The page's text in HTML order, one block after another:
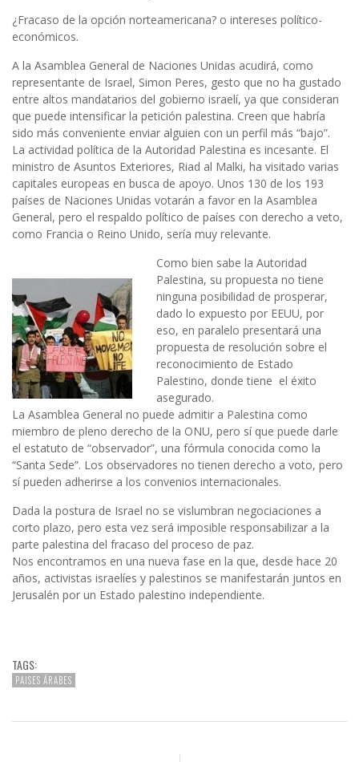
¿Fracaso de la opción norteamericana? o intereses político-
económicos.
A la Asamblea General de Naciones Unidas acudirá, como
representante de Israel, Simon Peres, gesto que no ha gustado
entre altos mandatarios del gobierno israelí, ya que consideran
que puede intensificar la petición palestina. Creen que habría
sido más conveniente enviar alguien con un perfil más “bajo”.
La actividad política de la Autoridad Palestina es incesante. El
ministro de Asuntos Exteriores, Riad al Malki, ha visitado varias
capitales europeas en busca de apoyo. Unos 130 de los 193
países de Naciones Unidas votarán a favor en la Asamblea
General, pero el respaldo político de países con derecho a veto,
como Francia o Reino Unido, sería muy relevante.
Como bien sabe la Autoridad
Palestina, su propuesta no tiene
ninguna posibilidad de prosperar,
dado lo expuesto por EEUU, por
eso, en paralelo presentará una
propuesta de resolución sobre el
reconocimiento de Estado
Palestino, donde tiene el éxito
asegurado.
La Asamblea General no puede admitir a Palestina como
miembro de pleno derecho de la ONU, pero sí que puede darle
el estatuto de “observador”, una fórmula conocida como la
“Santa Sede”. Los observadores no tienen derecho a voto, pero
sí pueden adherirse a los convenios internacionales.
Dada la postura de Israel no se vislumbran negociaciones a
corto plazo, pero esta vez será imposible responsabilizar a la
parte palestina del fracaso del proceso de paz.
Nos encontramos en una nueva fase en la que, desde hace 20
años, activistas israelíes y palestinos se manifestarán juntos en
Jerusalén por un Estado palestino independiente.
TAGS:
PAISES ÁRABES